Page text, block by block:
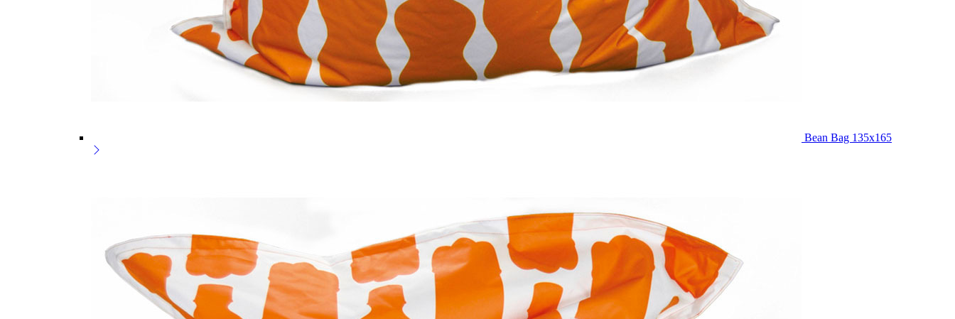
Bean Bag 135x165